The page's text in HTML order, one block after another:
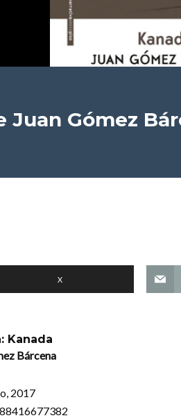
Juan Gómez
X
Kanada
Bárcena
2017